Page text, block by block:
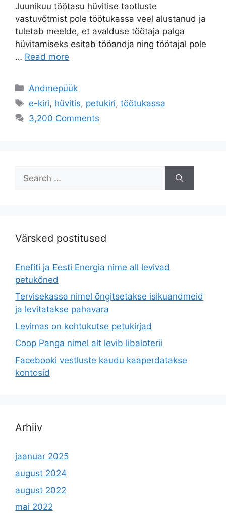
Juunikuu töötasu hüvitise taotluste
vastuvõtmist pole töötukassa veel alustanud ja
tuletab meelde, et avalduse töötaja palga
hüvitamiseks esitab tööandja ning töötajal pole
… Read more
Categories
Andmepüük
Tags
e-kiri, hüvitis, petukiri,töötukassa
3,200 Comments
for:
Värsked postitused
Enefiti ja Eesti Energia nime all levivad
petukõned
Tervisekassa nimel õngitsetakse isikuandmeid
ja levitatakse pahavara
Levimas on kohtukutse petukirjad
Coop Panga nimel alt levib libaloterii
Facebooki vestluste kaudu kaaperdatakse
kontosid
Arhiiv
jaanuar 2025
august 2024
august 2022
mai 2022